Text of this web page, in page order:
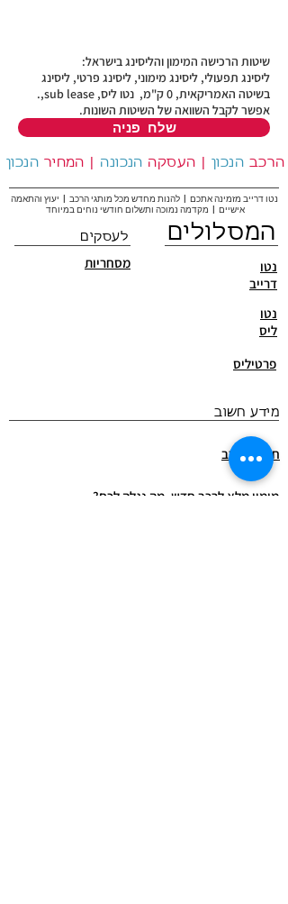
שיטות הרכישה המימון והליסינג בישראל:
ליסינג תפעולי, ליסינג מימוני, ליסינג פרטי, ליסינג
בשיטה האמריקאית, 0 ק"מ, נטו ליס, sub lease,.
אפשר לקבל השוואה של השיטות השונות.
שלח פניה
הרכב הנכון העסקה הנכונה המחיר הנכון
נטו דרייב מזמינה אתכם | להנות מחדש מכל מותגי הרכב | יעוץ והתאמה
אישיים | מקדמה נמוכה ותשלום חודשי נוחים במיוחד
לעסקים
מסחריות
המסלולים
נטו
דרייב
נטו
ליס
פרטיליס
מידע חשוב
חדשות רכב
מימון מלא לרכב חדש, מה נגלה לכם?